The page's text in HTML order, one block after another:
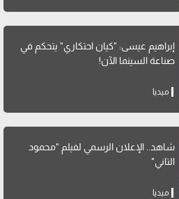
إبراهيم عيسى: "كيان احتكاري" يتحكم في
صناعة السينما الآن!
ميديا
شاهد.. الإعلان الرسمي لفيلم "محمود
التاني"
ميديا